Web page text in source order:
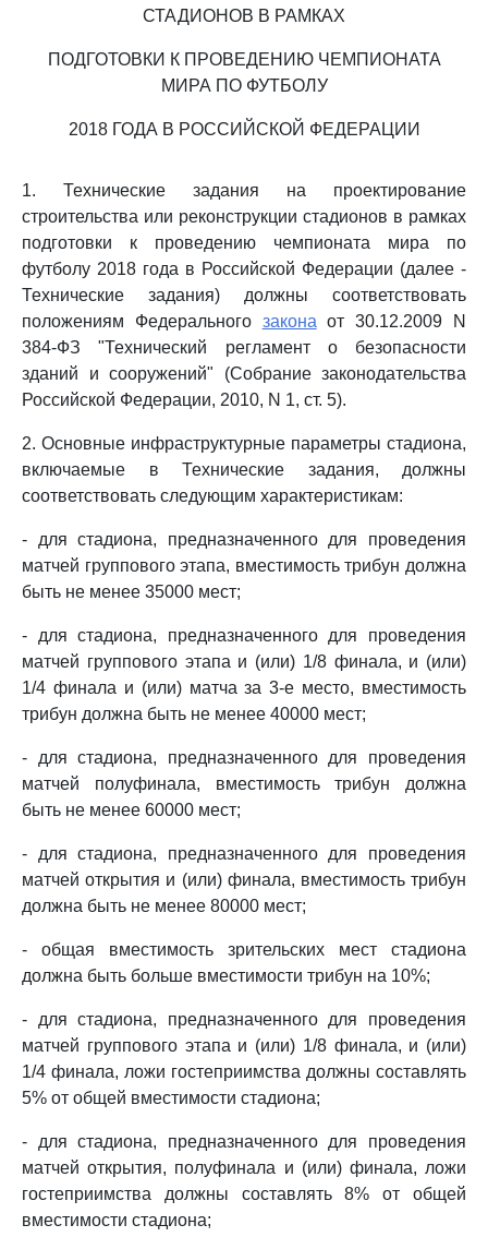
СТАДИОНОВ В РАМКАХ
ПОДГОТОВКИ К ПРОВЕДЕНИЮ ЧЕМПИОНАТА
МИРА ПО ФУТБОЛУ
2018 ГОДА В РОССИЙСКОЙ ФЕДЕРАЦИИ
1. Технические задания на проектирование
строительства или реконструкции стадионов в рамках
подготовки к проведению чемпионата мира по
футболу 2018 года в Российской Федерации (далее -
Технические задания) должны соответствовать
положениям Федерального закона от 30.12.2009 N
384-ФЗ "Технический регламент о безопасности
зданий и сооружений" (Собрание законодательства
Российской Федерации, 2010, N 1, ст. 5).
2. Основные инфраструктурные параметры стадиона,
включаемые в Технические задания, должны
соответствовать следующим характеристикам:
- для стадиона, предназначенного для проведения
матчей группового этапа, вместимость трибун должна
быть не менее 35000 мест;
- для стадиона, предназначенного для проведения
матчей группового этапа и (или) 1/8 финала, и (или)
1/4 финала и (или) матча за 3-е место, вместимость
трибун должна быть не менее 40000 мест;
- для стадиона, предназначенного для проведения
матчей полуфинала, вместимость трибун должна
быть не менее 60000 мест;
- для стадиона, предназначенного для проведения
матчей открытия и (или) финала, вместимость трибун
должна быть не менее 80000 мест;
- общая вместимость зрительских мест стадиона
должна быть больше вместимости трибун на 10%;
- для стадиона, предназначенного для проведения
матчей группового этапа и (или) 1/8 финала, и (или)
1/4 финала, ложи гостеприимства должны составлять
5% от общей вместимости стадиона;
- для стадиона, предназначенного для проведения
матчей открытия, полуфинала и (или) финала, ложи
гостеприимства должны составлять 8% от общей
вместимости стадиона;